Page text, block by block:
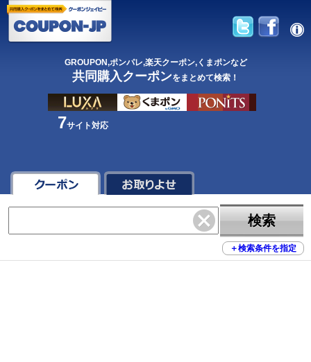
GROUPON,ポンパレ,楽天クーポン,くまポンなど
共同購入クーポンをまとめて検索！
7サイト対応
検索
＋検索条件を指定